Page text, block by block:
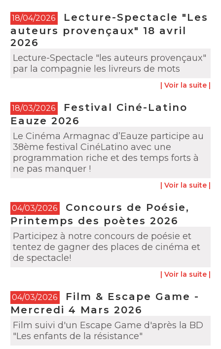
18/04/2026
Lecture-Spectacle "Les
auteurs provençaux" 18 avril
2026
Lecture-Spectacle "les auteurs provençaux"
par la compagnie les livreurs de mots
| Voir la suite |
18/03/2026
Festival Ciné-Latino
Eauze 2026
Le Cinéma Armagnac d’Eauze participe au
38ème festival CinéLatino avec une
programmation riche et des temps forts à
ne pas manquer !
| Voir la suite |
04/03/2026
Concours de Poésie,
Printemps des poètes 2026
Participez à notre concours de poésie et
tentez de gagner des places de cinéma et
de spectacle!
| Voir la suite |
04/03/2026
Film & Escape Game -
Mercredi 4 Mars 2026
Film suivi d'un Escape Game d'après la BD
"Les enfants de la résistance"